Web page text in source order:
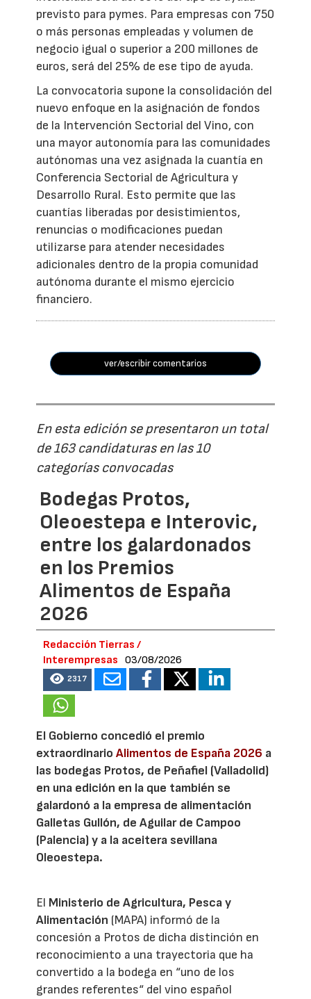
previsto para pymes. Para empresas con 750
o más personas empleadas y volumen de
negocio igual o superior a 200 millones de
euros, será del 25% de ese tipo de ayuda.
La convocatoria supone la consolidación del
nuevo enfoque en la asignación de fondos
de la Intervención Sectorial del Vino, con
una mayor autonomía para las comunidades
autónomas una vez asignada la cuantía en
Conferencia Sectorial de Agricultura y
Desarrollo Rural. Esto permite que las
cuantías liberadas por desistimientos,
renuncias o modificaciones puedan
utilizarse para atender necesidades
adicionales dentro de la propia comunidad
autónoma durante el mismo ejercicio
financiero.
ver/escribir comentarios
En esta edición se presentaron un total
de 163 candidaturas en las 10
categorías convocadas
Bodegas Protos,
Oleoestepa e Interovic,
entre los galardonados
en los Premios
Alimentos de España
2026
Redacción Tierras /
Interempresas
03/08/2026
2317
El Gobierno concedió el premio
extraordinarioAlimentos de España 2026 a
las bodegas Protos, de Peñafiel (Valladolid)
en una edición en la que también se
galardonó a la empresa de alimentación
Galletas Gullón, de Aguilar de Campoo
(Palencia) y a la aceitera sevillana
Oleoestepa.
El Ministerio de Agricultura, Pesca y
Alimentación (MAPA) informó de la
concesión a Protos de dicha distinción en
reconocimiento a una trayectoria que ha
convertido a la bodega en “uno de los
grandes referentes“ del vino español